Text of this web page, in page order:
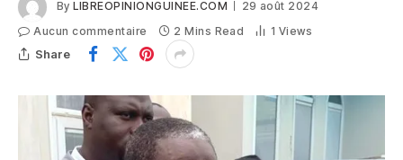
By LIBREOPINIONGUINEE.COM
29 août 2024
Aucun commentaire
2 Mins Read 1 Views
Share